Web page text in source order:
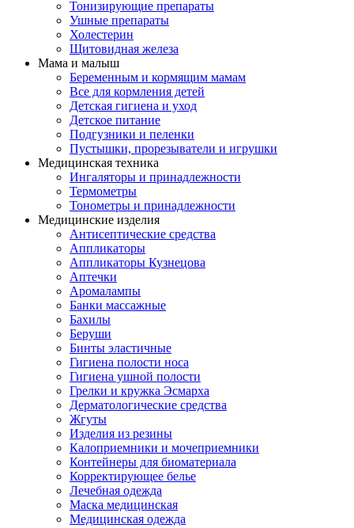
Тонизирующие препараты
Ушные препараты
Холестерин
Щитовидная железа
Мама и малыш
Беременным и кормящим мамам
Все для кормления детей
Детская гигиена и уход
Детское питание
Подгузники и пеленки
Пустышки, прорезыватели и игрушки
Медицинская техника
Ингаляторы и принадлежности
Термометры
Тонометры и принадлежности
Медицинские изделия
Антисептические средства
Аппликаторы
Аппликаторы Кузнецова
Аптечки
Аромалампы
Банки массажные
Бахилы
Беруши
Бинты эластичные
Гигиена полости носа
Гигиена ушной полости
Грелки и кружка Эсмарха
Дерматологические средства
Жгуты
Изделия из резины
Калоприемники и мочеприемники
Контейнеры для биоматериала
Корректирующее белье
Лечебная одежда
Маска медицинская
Медицинская одежда